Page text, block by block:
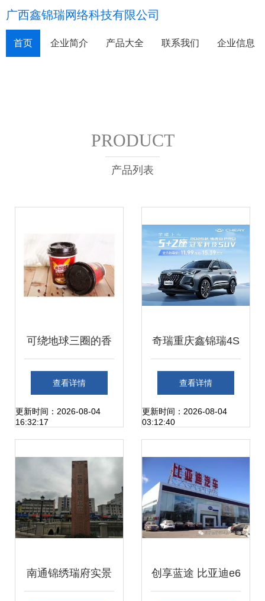
广西鑫锦瑞网络科技有限公司
首页 企业简介 产品大全 联系我们 企业信息
PRODUCT
产品列表
可绕地球三圈的香
飘飘，竟发生过这
些事
查看详情
更新时间：2026-08-04
16:32:17
奇瑞重庆鑫锦瑞4S
店深度体验 服务至
上，细节见真章
查看详情
更新时间：2026-08-04
03:12:40
南通锦绣瑞府实景 创享蓝途 比亚迪e6